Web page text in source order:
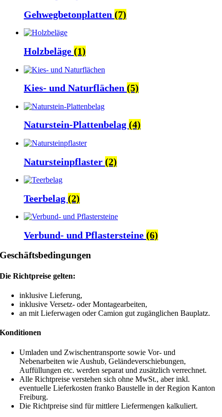
Gehwegbetonplatten (7)
Holzbeläge (1)
Kies- und Naturflächen (5)
Naturstein-Plattenbelag (4)
Natursteinpflaster (2)
Teerbelag (2)
Verbund- und Pflastersteine (6)
Geschäftsbedingungen
Die Richtpreise gelten:
inklusive Lieferung,
inklusive Versetz- oder Montagearbeiten,
an mit Lieferwagen oder Camion gut zugänglichen Bauplatz.
Konditionen
Umladen und Zwischentransporte sowie Vor- und
Nebenarbeiten wie Aushub, Geländeverschiebungen,
Auffüllungen etc. werden separat und zusätzlich verrechnet.
Alle Richtpreise verstehen sich ohne MwSt., aber inkl.
eventuelle Lieferkosten franko Baustelle in der Region Kanton
Freiburg.
Die Richtpreise sind für mittlere Liefermengen kalkuliert.